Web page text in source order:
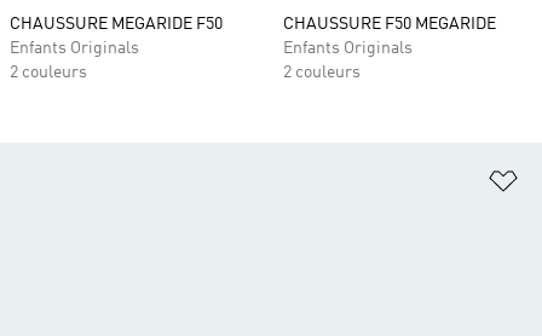
CHAUSSURE MEGARIDE F50
Enfants Originals
2 couleurs
CHAUSSURE F50 MEGARIDE
Enfants Originals
2 couleurs